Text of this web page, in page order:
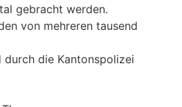
gebracht werden.
von mehreren tausend
die Kantonspolizei